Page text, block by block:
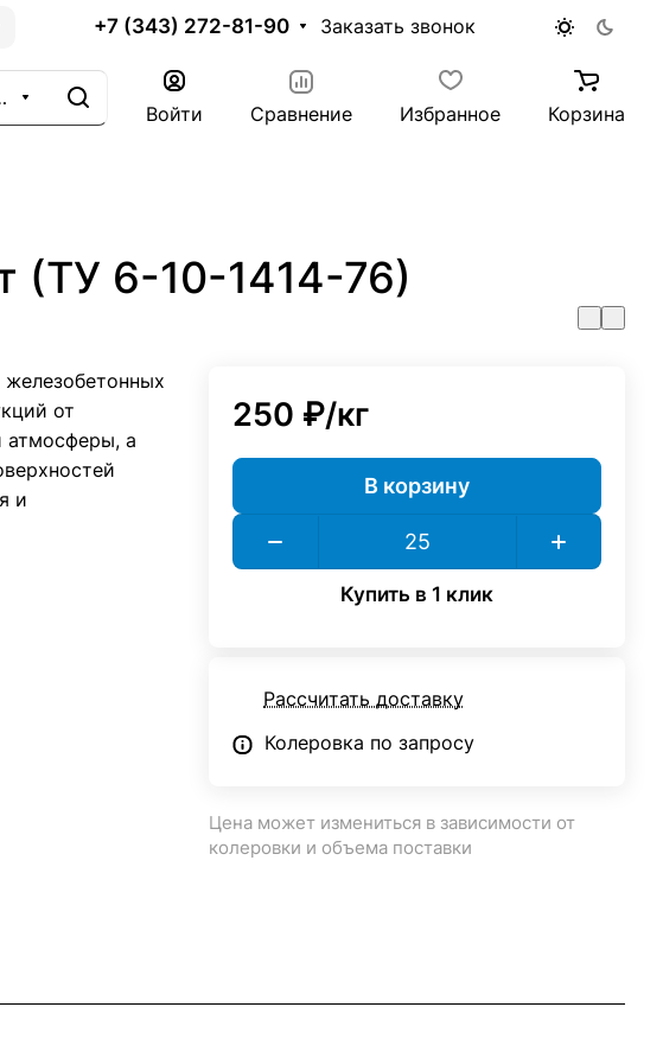
+7 (343) 272-81-90 Заказать звонок
Войти Сравнение Избранное Корзина
(ТУ 6-10-1414-76)
от
атмосферы, а
и
250 ₽/кг
В корзину
Купить в 1 клик
Рассчитать доставку
Колеровка по запросу
Цена может измениться в зависимости от
колеровки и объема поставки